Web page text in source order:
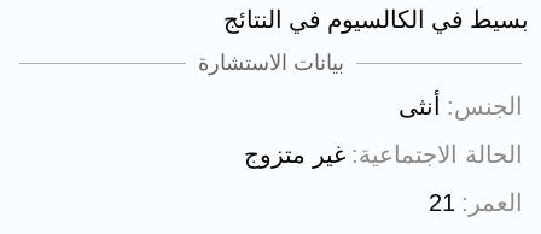
بسيط في الكالسيوم في النتائج
بيانات الاستشارة
الجنس
أنثى
الحالة الاجتماعية غير متزوج
العمر
21